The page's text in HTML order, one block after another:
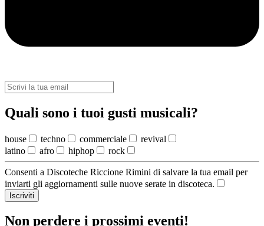
Quali sono i tuoi gusti musicali?
house techno commerciale
revival
latino
afro hiphop rock
Consenti a Discoteche Riccione Rimini di salvare la tua email per
inviarti gli aggiornamenti sulle nuove serate in discoteca.
Iscriviti
Non perdere i prossimi eventi!